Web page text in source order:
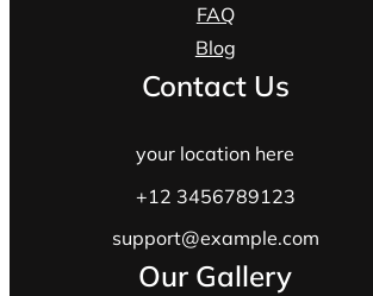
FAQ
Blog
Contact Us
your location here
+12 3456789123
support@example.com
Our Gallery